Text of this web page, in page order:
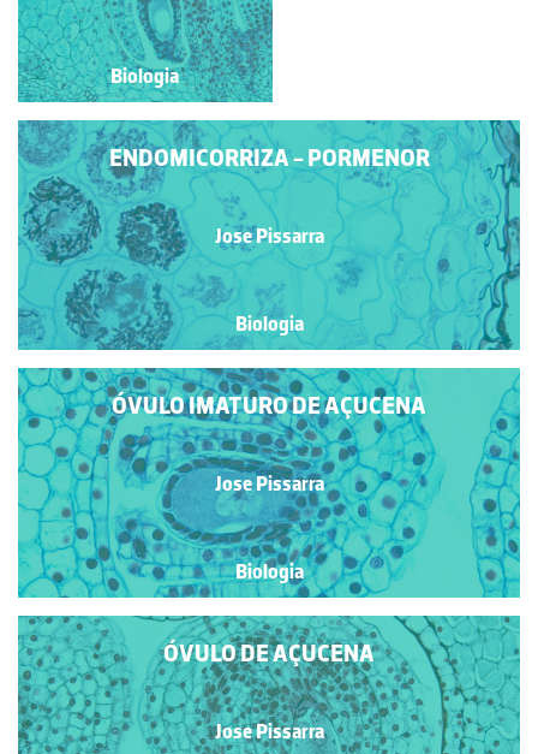
Biologia
ENDOMICORRIZA - PORMENOR
Jose Pissarra
Biologia
Biologia
ÓVULO IMATURO DE AÇUCENA
Jose Pissarra
Biologia
ÓVULO DE AÇUCENA
Jose Pissarra